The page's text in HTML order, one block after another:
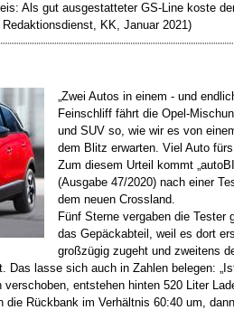
Als gut ausgestatteter GS-Line koste
KK, Januar 2021)
„Zwei Autos in einem - und
Feinschliff fährt die Opel-
und SUV so, wie wir es von
dem Blitz erwarten. Viel Auto fürs
Zum diesem Urteil kommt
(Ausgabe 47/2020) nach einer
dem neuen Crossland.
Fünf Sterne vergaben die Tester
das Gepäckabteil, weil es dort
großzügig zugeht und zweitens
Das lasse sich auch in Zahlen belegen:
entstehen hinten 520 Liter
die Rückbank im Verhältnis 60:40 um,